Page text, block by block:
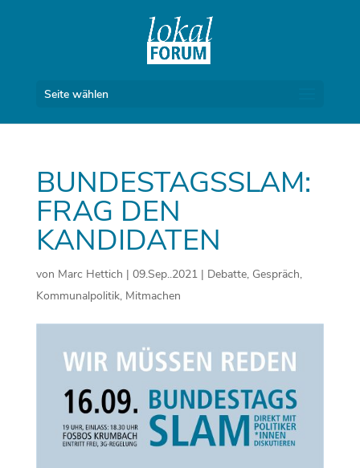
Seite wählen
BUNDESTAGSSLAM:
FRAG DEN
KANDIDATEN
von Marc Hettich | 09.Sep..2021| Debatte, Gespräch,
Kommunalpolitik, Mitmachen